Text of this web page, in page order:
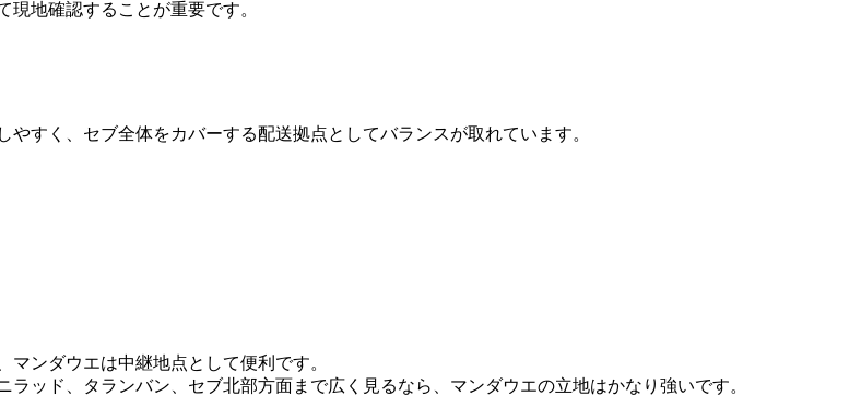
地確認することが重要です。
すく、セブ全体をカバーする配送拠点としてバランスが取れています。
ンダウエは中継地点として便利です。
ッド、タランバン、セブ北部方面まで広く見るなら、マンダウエの立地はかなり強いです。